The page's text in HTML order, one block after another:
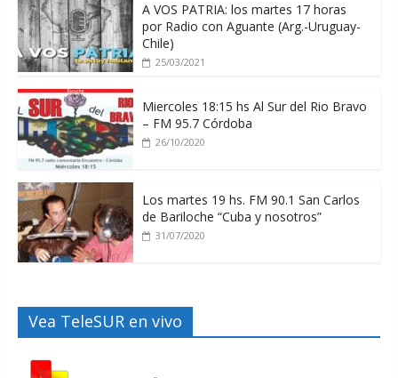
A VOS PATRIA: los martes 17 horas
por Radio con Aguante (Arg.-Uruguay-
Chile)
25/03/2021
Miercoles 18:15 hs Al Sur del Rio Bravo
– FM 95.7 Córdoba
26/10/2020
Los martes 19 hs. FM 90.1 San Carlos
de Bariloche “Cuba y nosotros”
31/07/2020
Vea TeleSUR en vivo